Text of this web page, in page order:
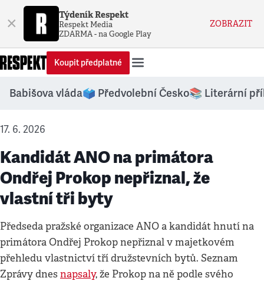
× Týdeník Respekt
Respekt Media
ZDARMA - na Google Play
ZOBRAZIT
Koupit předplatné
Babišova vláda🗳️ Předvolební Česko📚 Literární
17. 6. 2026
Kandidát ANO na primátora
Ondřej Prokop nepřiznal, že
vlastní tři byty
Předseda pražské organizace ANO a kandidát hnutí na
primátora Ondřej Prokop nepřiznal v majetkovém
přehledu vlastnictví tří družstevních bytů. Seznam
Zprávy dnesnapsaly, že Prokop na ně podle svého